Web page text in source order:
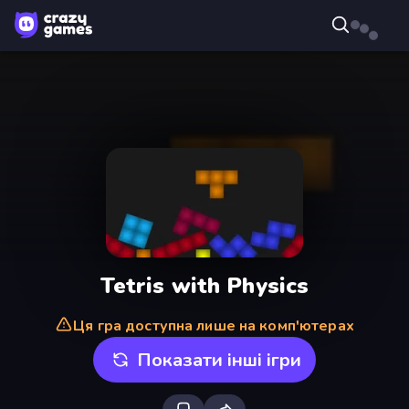
Tetris with Physics
Ця гра доступна лише на комп'ютерах
Показати інші ігри